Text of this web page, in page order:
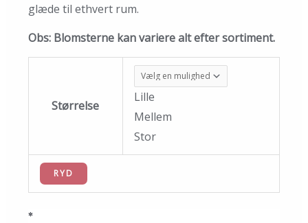
glæde til ethvert rum.
Obs: Blomsterne kan variere alt efter sortiment.
Størrelse
Lille
Mellem
Stor
RYD
*